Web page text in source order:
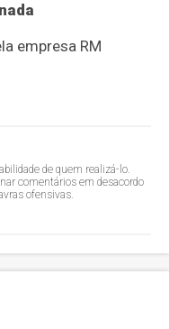
empresa RM
de quem realizá-lo.
comentários em desacordo
ofensivas.